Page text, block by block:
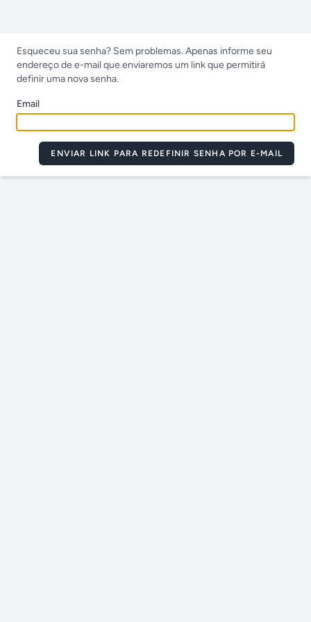
Esqueceu sua senha? Sem problemas. Apenas informe seu
endereço de e-mail que enviaremos um link que permitirá
definir uma nova senha.
Email
ENVIAR LINK PARA REDEFINIR SENHA POR E-MAIL